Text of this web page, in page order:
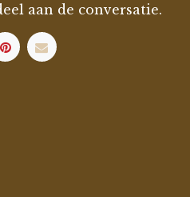
aan de conversatie.